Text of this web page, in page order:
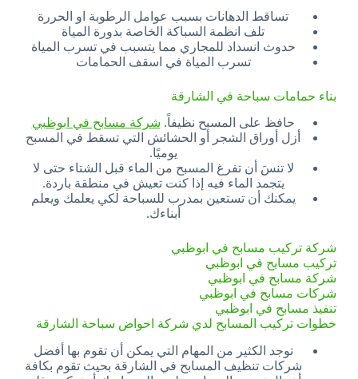
تساقط الدهانات بسبب عوامل الرطوبة او الحررة
تلف انظمة السباكة الخاصة بدورة المياة
حدوث انسداد للمجاري مما يتسبب في تسرب المياة
تسرب المياة في اسقف الحمامات
بناء حمامات سباحة في الشارقة
حافظ على المسبح نظيفاً. شركة مسابح في ابوظبي
أزل أوراق الشجر أو الحشائش التي تسقط في المسبح
يوميًا.
لا تنسَ أن تفرغ المسبح من الماء قبل الشتاء حتى لا
يتجمد الماء فيه إذا كنت تعيش في منطقة باردة.
يمكنك أن تستعين بمدرب للسباحة لكي يعلمك ويعلم
أبناءك.
شركة تركيب مسابح في ابوظبي
تركيب مسابح في ابوظبي
شركة مسابح في ابوظبي
شركات مسابح في ابوظبي
تنفيذ مسابح في ابوظبي
خطوات تركيب المسابح لدي شركة احواض سباحة الشارقة
توجد الكثير من المهام التي يمكن أن تقوم بها أفضل
شركات تنظيف المسابح في الشارقة بحيث تقوم بكافة